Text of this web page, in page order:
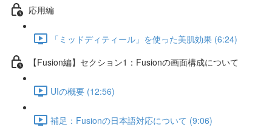
応用編
「ミッドディティール」を使った美肌効果 (6:24)
【Fusion編】セクション1：Fusionの画面構成について
UIの概要 (12:56)
補足：Fusionの日本語対応について (9:06)